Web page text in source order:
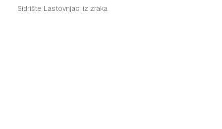
Sidrište Lastovnjaci iz zraka